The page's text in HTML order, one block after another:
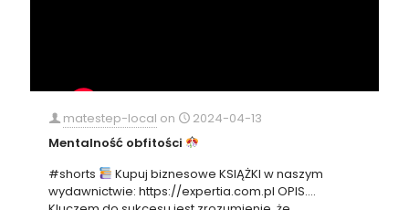
matestep-local on
2024-04-13
Mentalność obfitości
#shorts
Kupuj biznesowe KSIĄŻKI w naszym
wydawnictwie: https://expertia.com.pl OPIS….